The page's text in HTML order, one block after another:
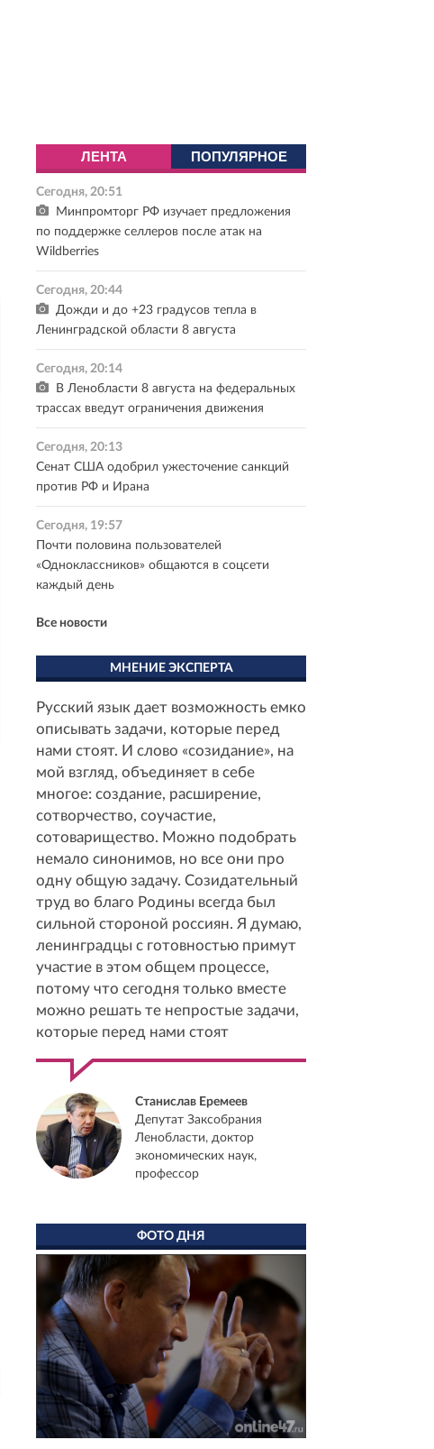
ЛЕНТА ПОПУЛЯРНОЕ
Сегодня, 20:51
Минпромторг РФ изучает предложения
по поддержке селлеров после атак на
Wildberries
Сегодня, 20:44
Дожди и до +23 градусов тепла в
Ленинградской области 8 августа
Сегодня, 20:14
В Ленобласти 8 августа на федеральных
трассах введут ограничения движения
Сегодня, 20:13
Сенат США одобрил ужесточение санкций
против РФ и Ирана
Сегодня, 19:57
Почти половина пользователей
«Одноклассников» общаются в соцсети
каждый день
Все новости
МНЕНИЕ ЭКСПЕРТА
Русский язык дает возможность емко
описывать задачи, которые перед
нами стоят. И слово «созидание», на
мой взгляд, объединяет в себе
многое: создание, расширение,
сотворчество, соучастие,
сотоварищество. Можно подобрать
немало синонимов, но все они про
одну общую задачу. Созидательный
труд во благо Родины всегда был
сильной стороной россиян. Я думаю,
ленинградцы с готовностью примут
участие в этом общем процессе,
потому что сегодня только вместе
можно решать те непростые задачи,
которые перед нами стоят
Станислав Еремеев
Депутат Заксобрания
Ленобласти, доктор
экономических наук,
профессор
ФОТО ДНЯ